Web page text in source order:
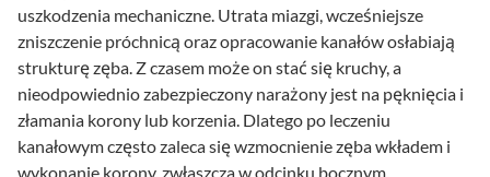
uszkodzenia mechaniczne. Utrata miazgi, wcześniejsze
zniszczenie próchnicą oraz opracowanie kanałów osłabiają
strukturę zęba. Z czasem może on stać się kruchy, a
nieodpowiednio zabezpieczony narażony jest na pęknięcia i
złamania korony lub korzenia. Dlatego po leczeniu
kanałowym często zaleca się wzmocnienie zęba wkładem i
wykonanie korony, zwłaszcza w odcinku bocznym.